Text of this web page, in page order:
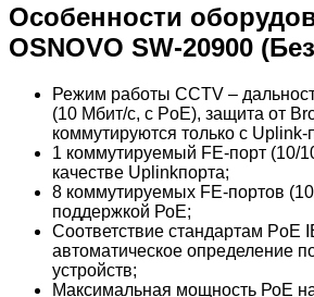
Особенности
OSNOVO SW-20900
Режим работы CCTV –
(10 Мбит/с, с PoE), защита от
коммутируются только с Uplink-
1 коммутируемый FE-порт (10/
качестве Uplinkпорта;
8 коммутируемых FE-портов
поддержкой РоЕ;
Соответствие стандартам PoE
автоматическое определение
устройств;
Максимальная мощность РоЕ